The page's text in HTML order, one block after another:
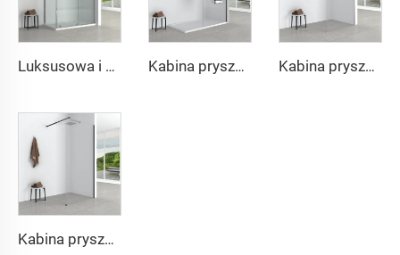
Luksusowa i prosta kabina łazienkowa w kształcie kwadratu Kabina prysznicowa z funkcją gładkiego przesuwania się Kabina prysznicowa z funkcją gładkiego przesuwania się
Kabina prysznicowa z funkcją gładkiego przesuwania się